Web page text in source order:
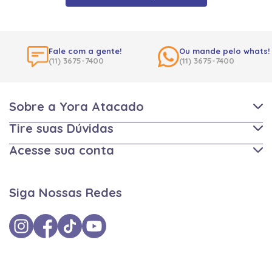
Fale com a gente!
(11) 3675-7400
Ou mande pelo whats!
(11) 3675-7400
Sobre a Yora Atacado
Tire suas Dúvidas
Acesse sua conta
Siga Nossas Redes